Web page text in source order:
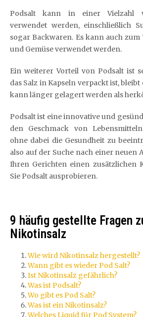
Podsalt kann in einer Vielzahl
verwendet werden, einschließlich
sogar Backwaren. Es kann auch
und Gemüse verwendet werden.
Ein weiterer Vorteil von Podsalt ist
das Salz in Kapseln verpackt ist,
kann länger gelagert werden als
Podsalt ist eine innovative und
den Geschmack von
ohne dabei die Gesundheit zu
also auf der Suche nach einer neuen
Ihren Gerichten einen zusätzlichen
Sie Podsalt ausprobieren.
9 häufig gestellte Fragen
Nikotinsalz
Wie wird Nikotinsalz hergestellt?
Wann gibt es wieder Pod Salt?
Ist Nikotinsalz gefährlich?
Was ist Podsalt?
Wo gibt es Pod Salt?
Was ist ein Nikotinsalz?
Welches Liquid für Pod System?